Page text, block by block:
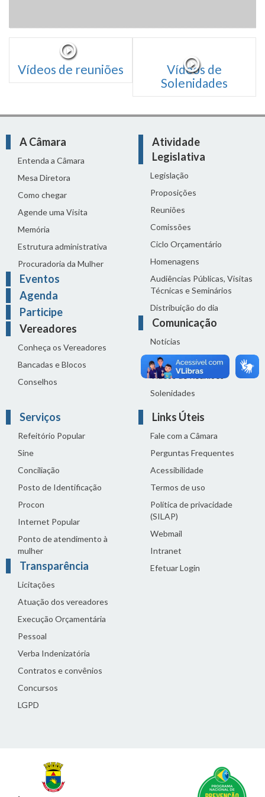
Vídeos de reuniões
Vídeos de
Solenidades
A Câmara
Entenda a Câmara
Mesa Diretora
Como chegar
Agende uma Visita
Memória
Estrutura administrativa
Procuradoria da Mulher
Eventos
Agenda
Participe
Vereadores
Conheça os Vereadores
Bancadas e Blocos
Conselhos
Atividade
Legislativa
Legislação
Proposições
Reuniões
Comissões
Ciclo Orçamentário
Homenagens
Audiências Públicas, Visitas
Técnicas e Seminários
Distribuição do dia
Comunicação
Notícias
Sala de Imprensa
Vídeos de Reuniões
Solenidades
Serviços
Refeitório Popular
Sine
Conciliação
Posto de Identificação
Procon
Internet Popular
Ponto de atendimento à
mulher
Transparência
Licitações
Atuação dos vereadores
Execução Orçamentária
Pessoal
Verba Indenizatória
Contratos e convênios
Concursos
LGPD
Links Úteis
Fale com a Câmara
Perguntas Frequentes
Acessibilidade
Termos de uso
Política de privacidade
(SILAP)
Webmail
Intranet
Efetuar Login